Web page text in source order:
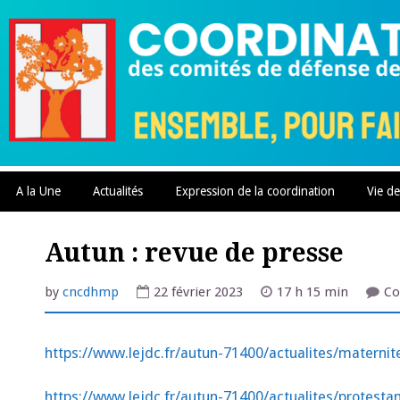
content
A la Une Actualités Expression de la coordination Vie
Autun : revue de presse
bycncdhmp 22 février 2023 17 h 15 min
https://www.lejdc.fr/autun-71400/actualites/